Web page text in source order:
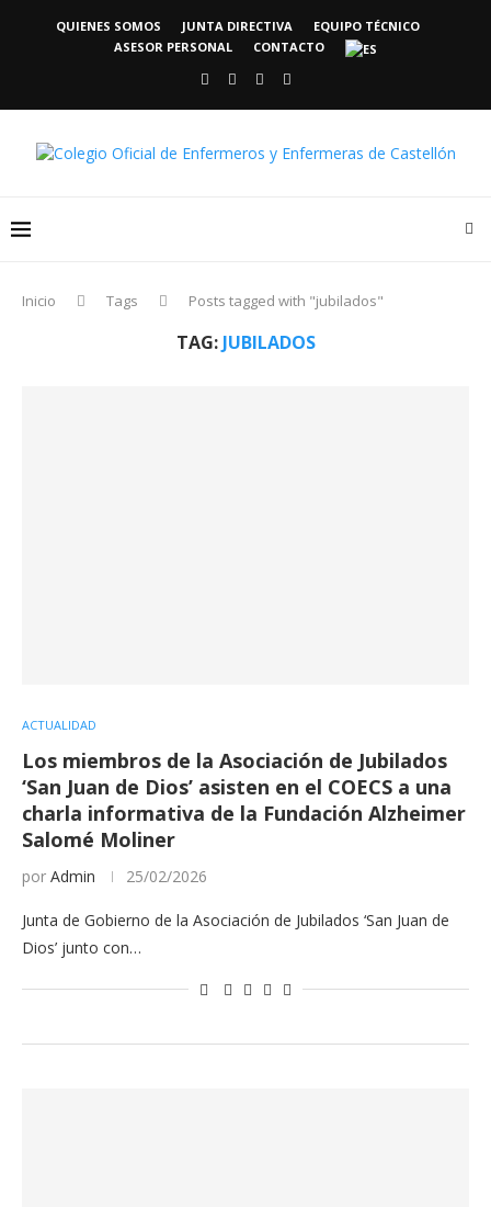
QUIENES SOMOS JUNTA DIRECTIVA
EQUIPO TÉCNICO
ASESOR PERSONAL
CONTACTO
Inicio Tags Posts tagged with "jubilados"
TAG: JUBILADOS
ACTUALIDAD
Los miembros de la Asociación de Jubilados
‘San Juan de Dios’ asisten en el COECS a una
charla informativa de la Fundación Alzheimer
Salomé Moliner
por Admin 25/02/2026
Junta de Gobierno de la Asociación de Jubilados ‘San Juan de
Dios’ junto con…